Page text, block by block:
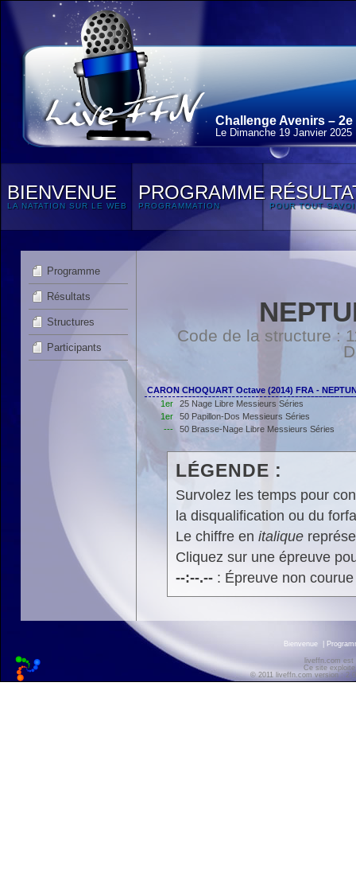
Challenge Avenirs – 2e
Le Dimanche 19 Janvier 2025
BIENVENUE
LA NATATION SUR LE WEB
PROGRAMME
PROGRAMMATION POUR TOUT
Programme
Résultats
Structures
Participants
Code de la structure :
CARON CHOQUART Octave (2014) FRA -
1er
25 Nage Libre Messieurs Séries
1er
50 Papillon-Dos Messieurs Séries
---
50 Brasse-Nage Libre Messieurs Séries
LÉGENDE :
Survolez les temps pour
la disqualification ou du
Le chiffre en italique
Cliquez sur une épreuve
--:--.--: Épreuve non
Bienvenue
liveffn.com est
Ce site
© 2011 liveffn.com version :